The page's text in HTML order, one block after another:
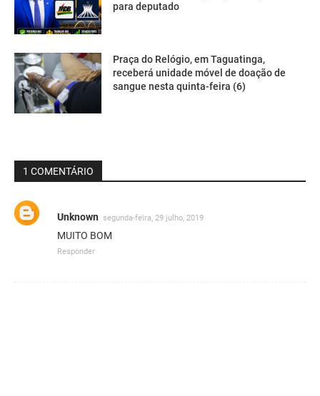
para deputado
Praça do Relógio, em Taguatinga,
receberá unidade móvel de doação de
sangue nesta quinta-feira (6)
1 COMENTÁRIO
Unknown segunda-feira, 29 julho, 2019
MUITO BOM
Responder